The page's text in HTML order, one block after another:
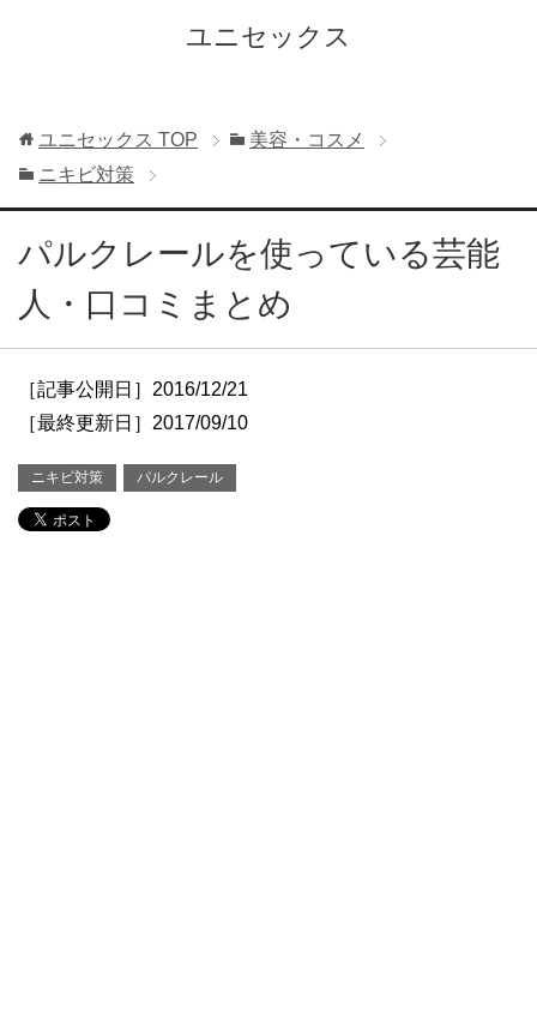
ユニセックス
ユニセックス TOP
美容・コスメ
ニキビ対策
パルクレールを使っている芸能
人・口コミまとめ
［記事公開日］2016/12/21
［最終更新日］2017/09/10
ニキビ対策 パルクレール